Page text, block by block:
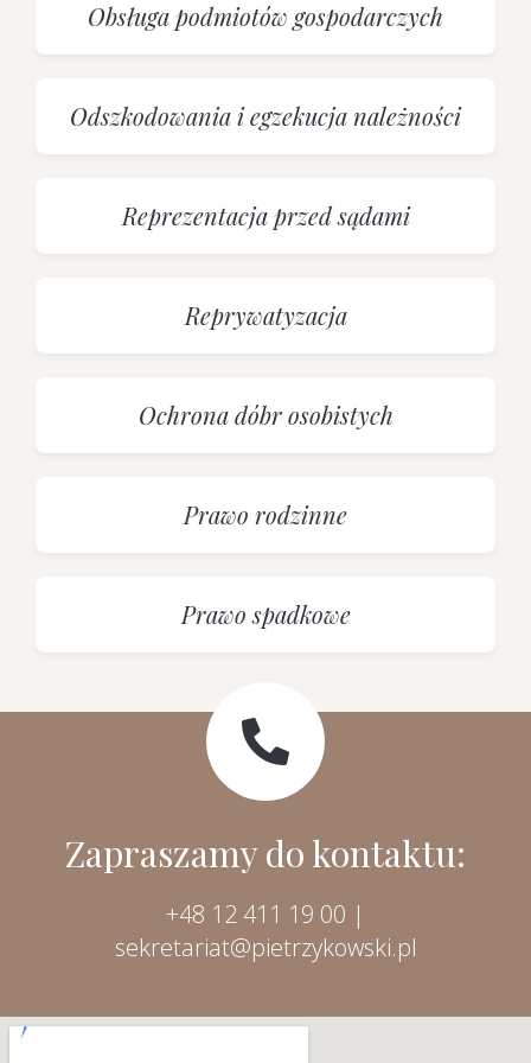
Obsługa podmiotów gospodarczych
Odszkodowania i egzekucja należności
Reprezentacja przed sądami
Reprywatyzacja
Ochrona dóbr osobistych
Prawo rodzinne
Prawo spadkowe
Zapraszamy do kontaktu:
+48 12 411 19 00 |
sekretariat@pietrzykowski.pl